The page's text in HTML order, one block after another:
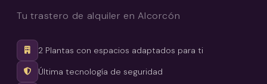
Tu trastero de alquiler en Alcorcón
2 Plantas con espacios adaptados para ti
Última tecnología de seguridad